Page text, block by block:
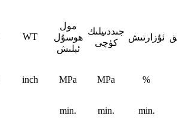
WT
مول
ھوسۇل
ئېلىش
جىددىيلىك
كۈچى
ئۇزارتىش
inch MPa MPa %
min. min. min.